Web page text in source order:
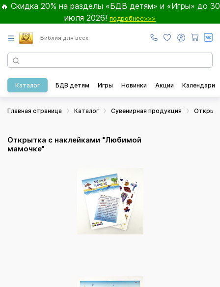
🔥 Скидка 20% на разделы «БДВ детям» и «Игры» до 30
июля 2026! подробнее>>>
☰ Библия для всех
Каталог БДВ детям Игры Новинки Акции Календари
Главная страница Каталог Сувенирная продукция
Открытка с наклейками "Любимой
мамочке"